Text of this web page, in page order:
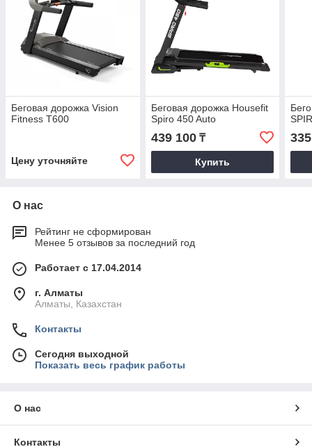
Беговая дорожка Vision
Fitness T600
Цену уточняйте
Беговая дорожка Housefit
Spiro 450 Auto
439 100₸
Купить
О нас
Рейтинг не сформирован
Менее 5 отзывов за последний год
Работает с 17.04.2014
г. Алматы
Алматы, Казахстан
Контакты
Сегодня выходной
Показать весь график работы
О нас
Контакты